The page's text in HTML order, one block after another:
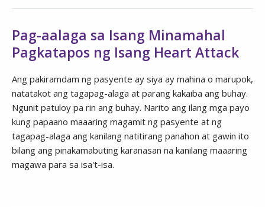
Pag-aalaga sa Isang Minamahal
Pagkatapos ng Isang Heart Attack
Ang pakiramdam ng pasyente ay siya ay mahina o marupok,
natatakot ang tagapag-alaga at parang kakaiba ang buhay.
Ngunit patuloy pa rin ang buhay. Narito ang ilang mga payo
kung papaano maaaring magamit ng pasyente at ng
tagapag-alaga ang kanilang natitirang panahon at gawin ito
bilang ang pinakamabuting karanasan na kanilang maaaring
magawa para sa isa't-isa.